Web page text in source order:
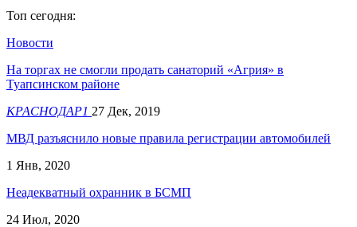
Топ сегодня:
Новости
На торгах не смогли продать санаторий «Агрия» в
Туапсинском районе
КРАСНОДАР1 27 Дек, 2019
МВД разъяснило новые правила регистрации автомобилей
1 Янв, 2020
Неадекватный охранник в БСМП
24 Июл, 2020